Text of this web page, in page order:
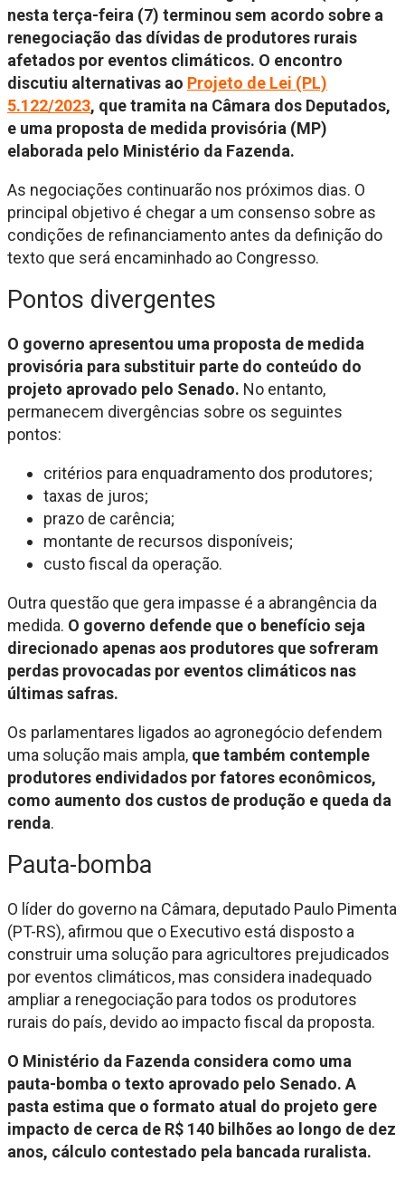
nesta terça-feira (7) terminou sem acordo sobre a
renegociação das dívidas de produtores rurais
afetados por eventos climáticos. O encontro
discutiu alternativas ao Projeto de Lei (PL)
5.122/2023, que tramita na Câmara dos Deputados,
e uma proposta de medida provisória (MP)
elaborada pelo Ministério da Fazenda.
As negociações continuarão nos próximos dias. O
principal objetivo é chegar a um consenso sobre as
condições de refinanciamento antes da definição do
texto que será encaminhado ao Congresso.
Pontos divergentes
O governo apresentou uma proposta de medida
provisória para substituir parte do conteúdo do
projeto aprovado pelo Senado. No entanto,
permanecem divergências sobre os seguintes
pontos:
critérios para enquadramento dos produtores;
taxas de juros;
prazo de carência;
montante de recursos disponíveis;
custo fiscal da operação.
Outra questão que gera impasse é a abrangência da
medida. O governo defende que o benefício seja
direcionado apenas aos produtores que sofreram
perdas provocadas por eventos climáticos nas
últimas safras.
Os parlamentares ligados ao agronegócio defendem
uma solução mais ampla, que também contemple
produtores endividados por fatores econômicos,
como aumento dos custos de produção e queda da
renda.
Pauta-bomba
O líder do governo na Câmara, deputado Paulo Pimenta
(PT-RS), afirmou que o Executivo está disposto a
construir uma solução para agricultores prejudicados
por eventos climáticos, mas considera inadequado
ampliar a renegociação para todos os produtores
rurais do país, devido ao impacto fiscal da proposta.
O Ministério da Fazenda considera como uma
pauta-bomba o texto aprovado pelo Senado. A
pasta estima que o formato atual do projeto gere
impacto de cerca de R$ 140 bilhões ao longo de dez
anos, cálculo contestado pela bancada ruralista.